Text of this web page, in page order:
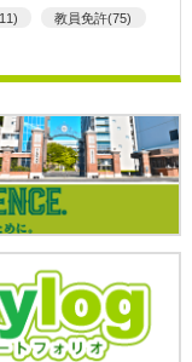
教員免許(75)